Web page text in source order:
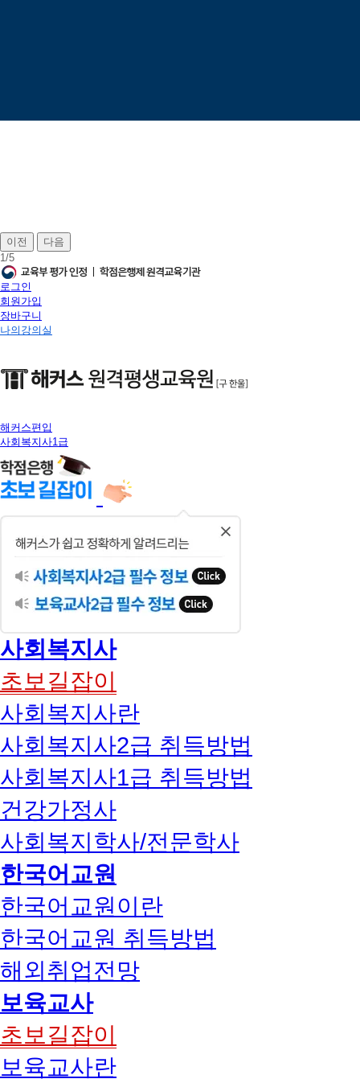
이전
다음
1/5
로그인
회원가입
장바구니
나의강의실
해커스편입
사회복지사1급
사회복지사
초보길잡이
사회복지사란
사회복지사2급 취득방법
사회복지사1급 취득방법
건강가정사
사회복지학사/전문학사
한국어교원
한국어교원이란
한국어교원 취득방법
해외취업전망
보육교사
초보길잡이
보육교사란